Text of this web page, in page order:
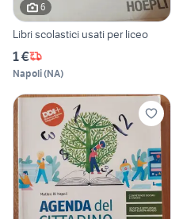
6
Libri scolastici usati per liceo
1 €
Napoli(NA)